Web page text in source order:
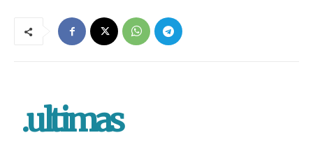
.ultimas